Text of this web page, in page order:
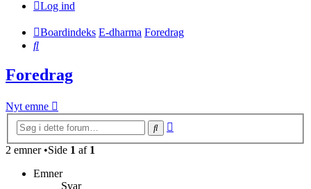
Log ind
Boardindeks E-dharma Foredrag
Søg
Foredrag
Nyt emne
Søg
2 emner •Side 1 af 1
Emner
Svar